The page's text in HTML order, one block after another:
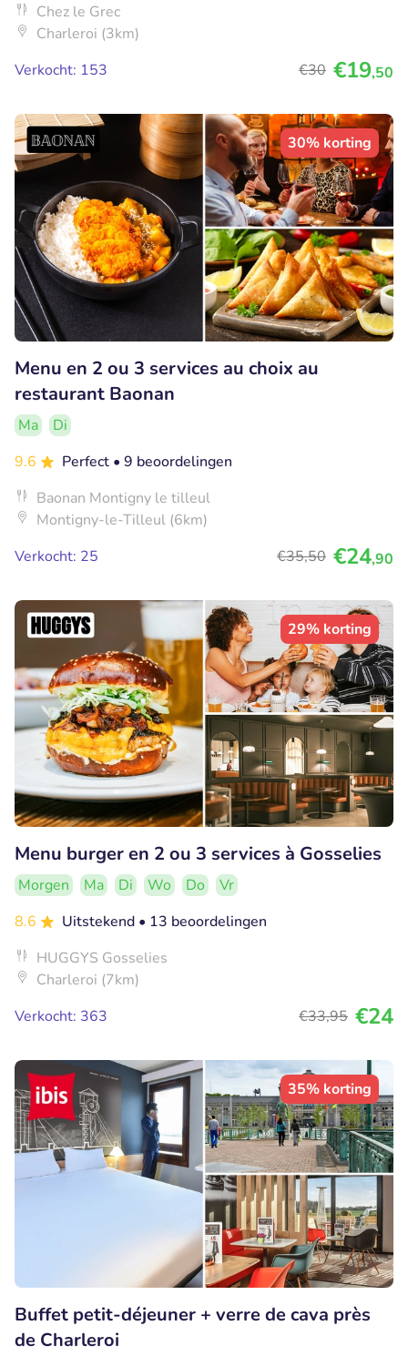
Chez le Grec
Charleroi (3km)
Verkocht: 153
€30 €19,50
30% korting
Menu en 2 ou 3 services au choix au
restaurant Baonan
Ma
Di
9.6
Perfect • 9 beoordelingen
Baonan Montigny le tilleul
Montigny-le-Tilleul (6km)
Verkocht: 25
€35,50 €24,90
29% korting
Menu burger en 2 ou 3 services à Gosselies
Morgen Ma Di Wo Do
Vr
8.6
Uitstekend • 13 beoordelingen
HUGGYS Gosselies
Charleroi (7km)
Verkocht: 363
€33,95 €24
35% korting
Buffet petit-déjeuner + verre de cava près
de Charleroi